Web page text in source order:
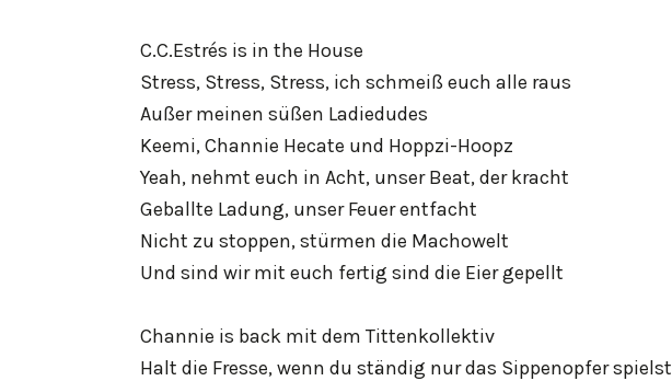
C.C.Estrés is in the House
Stress, Stress, Stress, ich schmeiß euch alle raus
Außer meinen süßen Ladiedudes
Keemi, Channie Hecate und Hoppzi-Hoopz
Yeah, nehmt euch in Acht, unser Beat, der kracht
Geballte Ladung, unser Feuer entfacht
Nicht zu stoppen, stürmen die Machowelt
Und sind wir mit euch fertig sind die Eier gepellt
Channie is back mit dem Tittenkollektiv
Halt die Fresse, wenn du ständig nur das Sippenopfer spielst